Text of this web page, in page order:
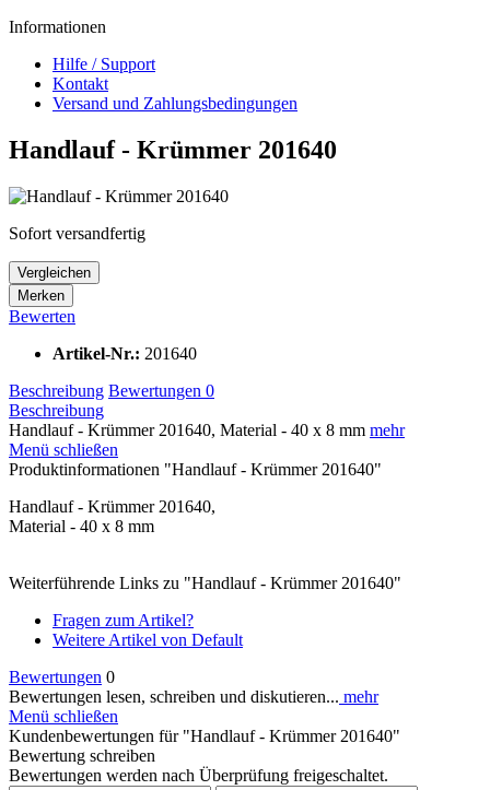
Informationen
Hilfe / Support
Kontakt
Versand und Zahlungsbedingungen
Handlauf - Krümmer 201640
Sofort versandfertig
Vergleichen
Merken
Bewerten
Artikel-Nr.: 201640
Beschreibung Bewertungen 0
Beschreibung
Handlauf - Krümmer 201640, Material - 40 x 8 mm mehr
Menü schließen
Produktinformationen "Handlauf - Krümmer 201640"
Handlauf - Krümmer 201640,
Material - 40 x 8 mm
Weiterführende Links zu "Handlauf - Krümmer 201640"
Fragen zum Artikel?
Weitere Artikel von Default
Bewertungen 0
Bewertungen lesen, schreiben und diskutieren... mehr
Menü schließen
Kundenbewertungen für "Handlauf - Krümmer 201640"
Bewertung schreiben
Bewertungen werden nach Überprüfung freigeschaltet.